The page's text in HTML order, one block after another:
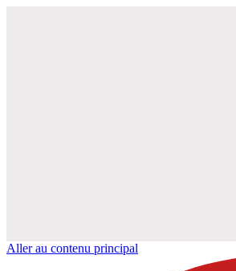
Aller au contenu principal